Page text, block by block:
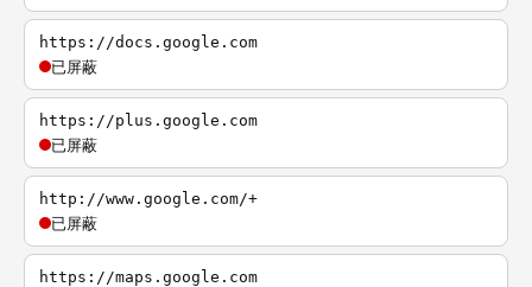
https://docs.google.com
已屏蔽
https://plus.google.com
已屏蔽
http://www.google.com/+
已屏蔽
https://maps.google.com